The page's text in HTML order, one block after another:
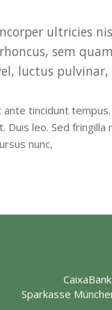
ultricies
sem
luctus
ante tincidunt
Duis leo. Sed
nunc,
Sparkasse